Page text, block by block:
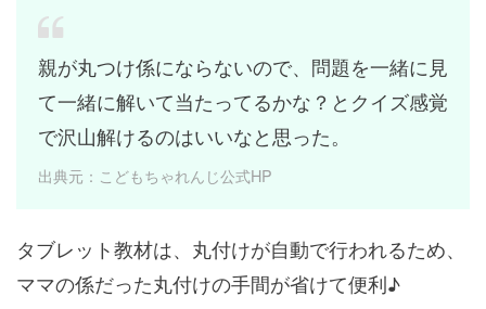
親が丸つけ係にならないので、問題を一緒に見
て一緒に解いて当たってるかな？とクイズ感覚
で沢山解けるのはいいなと思った。
出典元：こどもちゃれんじ公式HP
タブレット教材は、丸付けが自動で行われるため、
ママの係だった丸付けの手間が省けて便利♪